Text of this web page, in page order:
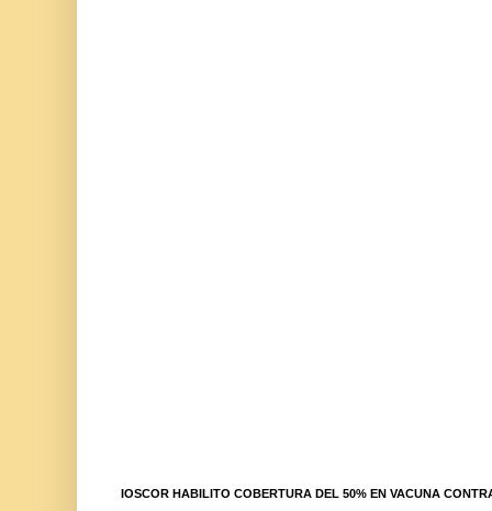
IOSCOR HABILITO COBERTURA DEL 50% EN VACUNA